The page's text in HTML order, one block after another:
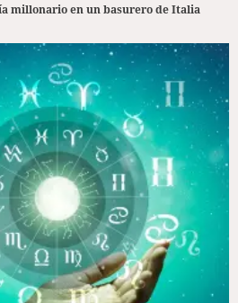
millonario en un basurero de Italia